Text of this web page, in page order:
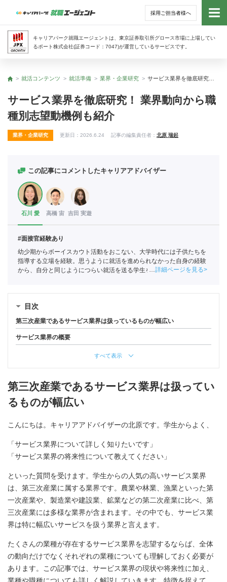
採用ご担当者様へ
キャリアパーク就職エージェントは、東京証券取引所グロース市場に上場してい
るポート株式会社(証券コード：7047)が運営しているサービスです。
トッ
トップ
就活コンテンツ 就活準備 業界・企業研究
サービス業界を徹底研究！ 業界動向から職
種別志望動機例も紹介
業界・企業研究 更新日： 2026.6.24 記事の編集責任者： 北原 瑞起
この記事にコメントしたキャリアアドバイザー
石川 愛 高橋 宙 吉田 実遊
#面接官経験あり
幼少期からボーイスカウト活動をおこない、大学時代には子供たちを
指導する立場を経験。思うように就活を進められなかった自身の経験
から、自分と同じようにつらい就活を送る学生を1人でも少なくした
詳細ページを見る
目次
第三次産業であるサービス業界は扱っているものが幅広い
サービス業界の概要
すべて表示
第三次産業であるサービス業界は扱ってい
るものが幅広い
こんにちは。キャリアアドバイザーの北原です。学生からよく、
「サービス業界について詳しく知りたいです」
「サービス業界の将来性について教えてください」
といった質問を受けます。学生からの人気の高いサービス業界
は、第三次産業に属する業界です。農業や林業、漁業といった第
一次産業や、製造業や建設業、鉱業などの第二次産業に比べ、第
三次産業には多様な業界が含まれます。その中でも、サービス業
界は特に幅広いサービスを扱う業界と言えます。
たくさんの業種が存在するサービス業界を志望するならば、全体
の動向だけでなくそれぞれの業種についても理解しておく必要が
あります。この記事では、サービス業界の現状や将来性に加え、